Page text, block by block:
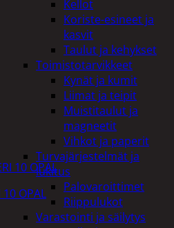
Kellot
Koriste-esineet ja
kasvit
Taulut ja kehykset
Toimistotarvikkeet
Kynät ja kumit
Liimat ja teipit
Muistitaulut ja
magneetit
Vihkot ja paperit
Turvajärjestelmät ja
lukitus
Palovaroittimet
Riippulukot
Varastointi ja säilytys
10 OPAL